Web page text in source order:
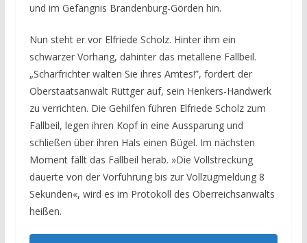
und im Gefängnis Brandenburg-Görden hin.
Nun steht er vor Elfriede Scholz. Hinter ihm ein
schwarzer Vorhang, dahinter das metallene Fallbeil.
„Scharfrichter walten Sie ihres Amtes!”, fordert der
Oberstaatsanwalt Rüttger auf, sein Henkers-Handwerk
zu verrichten. Die Gehilfen führen Elfriede Scholz zum
Fallbeil, legen ihren Kopf in eine Aussparung und
schließen über ihren Hals einen Bügel. Im nächsten
Moment fällt das Fallbeil herab. »Die Vollstreckung
dauerte von der Vorführung bis zur Vollzugmeldung 8
Sekunden«, wird es im Protokoll des Oberreichsanwalts
heißen.